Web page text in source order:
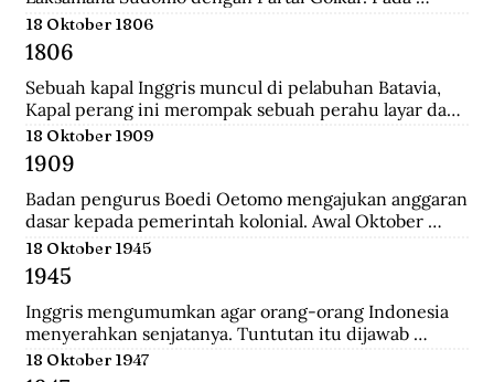
pertemuan ini mengecam gagasan ABRI mesti
berpihak pada penguasa jelang Pemilu 1982.
18 Oktober 1806
1806
Sebuah kapal Inggris muncul di pelabuhan Batavia,
Kapal perang ini merompak sebuah perahu layar dan
perahu fregat. Setelah kejatuhan Tanjung Harapan,
Inggris berupaya untuk memblokade Pulau Jawa ,
yang merupakan langkah awal sebelum
merealisasikan rencana besarnya , yakni menguasai
Pulau Jawa.
18 Oktober 1909
1909
Badan pengurus Boedi Oetomo mengajukan anggaran
dasar kepada pemerintah kolonial. Awal Oktober
1909, Boedi Oetomo menyelenggrakan konggres
untuk menentukan arah perjuangan organisasi.
Konggres itu berjalan alot, kaum tua seperti Wahidin
Sudirohusodo dan Radjiman Wedyodiningrat
menghendaki pendidikan untuk kaum priyayi,
sementara kaum muda seperti Tjipto Mangunkusumo
dan Soetomo justru menghendaki pendidikan bagi
18 Oktober 1945
1945
Inggris mengumumkan agar orang-orang Indonesia
menyerahkan senjatanya. Tuntutan itu dijawab
dengan giatnya pembentukan laskar-laskar di Medan
dan sekitarnya, seperti Berastagi dan Pematang
18 Oktober 1947